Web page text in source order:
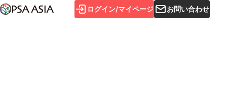
ログイン/マイページ お問い合わせ